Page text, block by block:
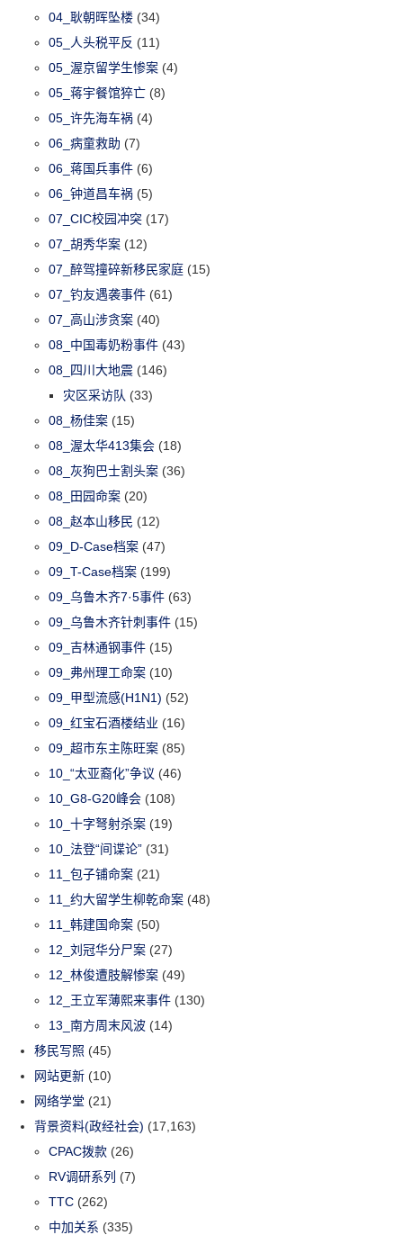
04_耿朝晖坠楼 (34)
05_人头税平反 (11)
05_渥京留学生惨案 (4)
05_蒋宇餐馆猝亡 (8)
05_许先海车祸 (4)
06_病童救助 (7)
06_蒋国兵事件 (6)
06_钟道昌车祸 (5)
07_CIC校园冲突 (17)
07_胡秀华案 (12)
07_醉驾撞碎新移民家庭 (15)
07_钓友遇袭事件 (61)
07_高山涉贪案 (40)
08_中国毒奶粉事件 (43)
08_四川大地震 (146)
灾区采访队 (33)
08_杨佳案 (15)
08_渥太华413集会 (18)
08_灰狗巴士割头案 (36)
08_田园命案 (20)
08_赵本山移民 (12)
09_D-Case档案 (47)
09_T-Case档案 (199)
09_乌鲁木齐7·5事件 (63)
09_乌鲁木齐针刺事件 (15)
09_吉林通钢事件 (15)
09_弗州理工命案 (10)
09_甲型流感(H1N1) (52)
09_红宝石酒楼结业 (16)
09_超市东主陈旺案 (85)
10_“太亚裔化”争议 (46)
10_G8-G20峰会 (108)
10_十字弩射杀案 (19)
10_法登“间谍论” (31)
11_包子铺命案 (21)
11_约大留学生柳乾命案 (48)
11_韩建国命案 (50)
12_刘冠华分尸案 (27)
12_林俊遭肢解惨案 (49)
12_王立军薄熙来事件 (130)
13_南方周末风波 (14)
移民写照 (45)
网站更新 (10)
网络学堂 (21)
背景资料(政经社会) (17,163)
CPAC拨款 (26)
RV调研系列 (7)
TTC (262)
中加关系 (335)